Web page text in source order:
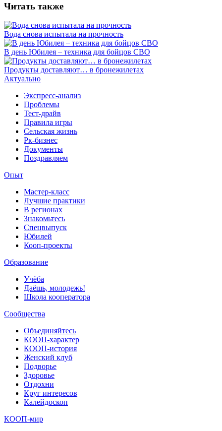
Читать также
Вода снова испытала на прочность
В день Юбилея – техника для бойцов СВО
Продукты доставляют… в бронежилетах
Актуально
Экспресс-анализ
Проблемы
Тест-драйв
Правила игры
Сельская жизнь
Рк-бизнес
Документы
Поздравляем
Опыт
Мастер-класс
Лучшие практики
В регионах
Знакомьтесь
Спецвыпуск
Юбилей
Кооп-проекты
Образование
Учёба
Даёшь, молодежь!
Школа кооператора
Сообщества
Объединяйтесь
КООП-характер
КООП-история
Женский клуб
Подворье
Здоровье
Отдохни
Круг интересов
Калейдоскоп
КООП-мир